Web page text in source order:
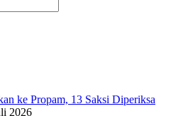
ke Propam, 13 Saksi Diperiksa
2026